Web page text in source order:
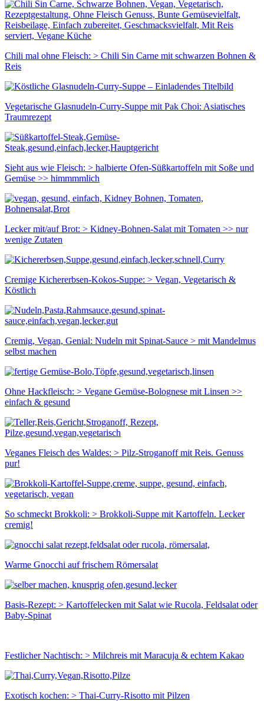
Chili mal ohne Fleisch: > Chili Sin Carne mit schwarzen Bohnen &
Reis
Vegetarische Glasnudeln-Curry-Suppe mit Pak Choi: Asiatisches
Traumrezept
Sieht aus wie Fleisch: > halbierte Ofen-Süßkartoffeln mit Soße und
Gemüse >> himmmmlich
Lecker mit/auf Brot: > Kidney-Bohnen-Salat mit Tomaten >> nur
wenige Zutaten
Cremige Kichererbsen-Kokos-Suppe: > Vegan, Vegetarisch &
Köstlich
Cremig, Vegan, Genial: Nudeln mit Spinat-Sauce > mit Mandelmus
selbst machen
Ohne Hackfleisch: > Vegane Gemüse-Bolognese mit Linsen >>
einfach & gesund
Veganes Fleisch des Waldes: > Pilz-Stroganoff mit Reis. Genuss
pur!
So schmeckt Brokkoli: > Brokkoli-Suppe mit Kartoffeln. Lecker
cremig!
Warme Gnocchi auf frischem Römersalat
Basis-Rezept: > Kartoffelecken mit Salat wie Rucola, Feldsalat oder
Baby-Spinat
Festlicher Nachtisch: > Milchreis mit Maracuja & echtem Kakao
Exotisch kochen: > Thai-Curry-Risotto mit Pilzen